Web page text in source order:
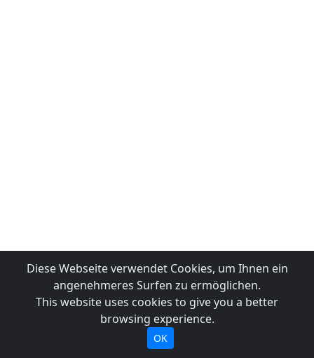
Diese Webseite verwendet Cookies, um Ihnen ein
angenehmeres Surfen zu ermöglichen.
This website uses cookies to give you a better
browsing experience.
OK